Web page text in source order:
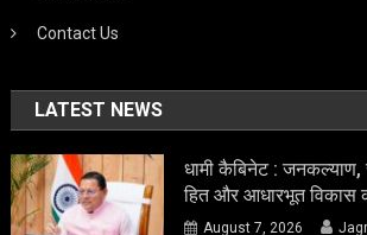
Contact Us
LATEST NEWS
धामी कैबिनेट : जनकल्याण,
हित और आधारभूत विकास
August 7, 2026